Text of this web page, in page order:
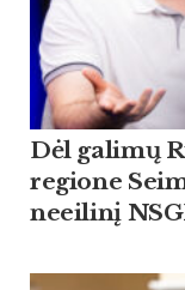
Dėl galimų
regione
neeilinį